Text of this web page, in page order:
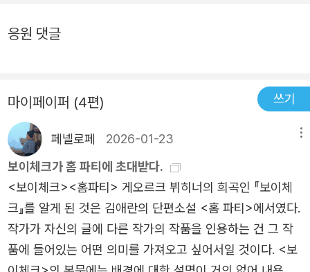
적이고, 그가 민중 혁명에 큰 관심이 있다는 사실을 독자는
적이면서 동시에 극적이다. 그가 왜 천재적인 작가라고 불리
는지, 헤르만 헤세가 왜 그의 작품을 그토록 열렬히 추천했
는지 납득할만 하다. 여러 면에서 의미있는 독서였다.
담함을 여실히 엿볼 수 있기 때문이다.그는 적나라하게 하고
있다고 말한다. 그들은 민중들을 쥐어짜 자신들은 배불리 생
들은 자유를 쟁취해야 한다고 부르짖는다.자신의 작품을 기
고하기 전에 손을 대려고 하자 뷔히너는 화를 내며 원본을
내버려 두라고 하였다고 하니 그가 자신의 의견을 사회에 전
달하고자 하는 의지가 확고하였음을 느낄 수 있다.​​<뷔히너
전집>을 읽고 나니 '왜 비운의 천재 작가'라고 하는지 알 것
만 같은 기분이다. 실려 있는 작품들은 하나같이 다 강렬하
고 전하고자 하는 메시지가 뚜렷하다.뷔히너의 대담함, 강렬
의 모자를 수없이 벗게 해서 닳게 할 수도 있고 착실한 사람
다고 발레리오는 왕자를 설득하는데 당시 사회상과 정치적
인 환경에 대한 실랄히 비판해 주며 절대 왕정의 부조리함과
비합리적인 현실을 통해 상류층에 대한 의식을 잘 알수 있는
희곡입니다. 권력을 이용해 국민을 좌지우지 하겠다는 생각
이 바뀌지 않는한 그 나라는 발전과는 거리가 멀다고 생각이
듭니다 한가지 놀라운 사실 의학자이기도 한 뷔히너가 인
간의 광기를 문학적으로 표현한 작품은 <렌츠>입니다. 뷔히
너의 작품 중 정치색이 없는 유일한 것으로 인간의 내면에
대해 사유해 볼 수 있는 작품입니다. 사랑에 실패한 렌츠가 1
히너는 이 작품에서 프랑스 대혁명의 마지막 국면, 즉 당통
의 약 10일 남짓한 기간을 그리고 있다. 개인의 권리를 중시
하는 당통이 내세우는 향락주의와, 사회복지를 우선시하는
로베스피에르가 내세우는 공화주의가 모두 궁극적으로는 정
치적 욕망을 추구하기 위한 이기주의를 바탕으로 한다는 것
을 은유적 기법으로 표현하고 있다. 프랑스 혁명을 빛낸 영
웅이 아닌 ‘반영웅(Antiheld)’을 그려낸다. 당통은 ‘9월 학
살’을 주도한 자신의 책임을 곱씹어보며 고뇌하는 인물로 그
려진다.​뷔히너 전집에 실린 작품 중 보이체크(Woyzeck)는
실제 독일에서 요한 크리스티안 보이체크라는 독일의 실존
에서는 숙고하는 영혼, 낭만적인 선동가, 혁명이 만들어낸
가 아닐까 기대했던 <레옹스와 레나>를 읽으면서, 뷔히너
의 독창적인 시선에 완전히 굴복되었다. ‘영원히’는 너무 길
다며, 앞으로 5천년 7개월만 사랑해도 충분할 것 같다(p.20
0)던 주인공 레옹스는 마음속에 이상적인 여인을 찾아야 한
다며 방랑하는데, 그가 찾는 여인은 무한히 아름다우면서 무
한히 백치 같은 여인, 정신적인 육체 속의 정신적인 죽음을
의미하는 감동적인 대조를 가진 여인이다(p. 215). 레옹스의
사랑은 결국 대상 없이 부조리함을 부르짖고, 현실에서 유리
된 자기 자신을 향한 연민과 자기애로 점철되어 있을 뿐이
응원 댓글
마이페이퍼 (4편) 쓰기
페넬로페 2026-01-23
보이체크가 홈 파티에 초대받다.
<보이체크><홈파티> 게오르크 뷔히너의 희곡인 『보이체
크』를 알게 된 것은 김애란의 단편소설 <홈 파티>에서였다.
작가가 자신의 글에 다른 작가의 작품을 인용하는 건 그 작
품에 들어있는 어떤 의미를 가져오고 싶어서일 것이다. <보